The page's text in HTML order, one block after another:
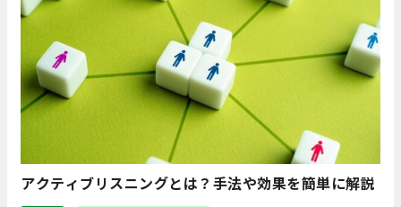
アクティブリスニングとは？手法や効果を簡単に解説